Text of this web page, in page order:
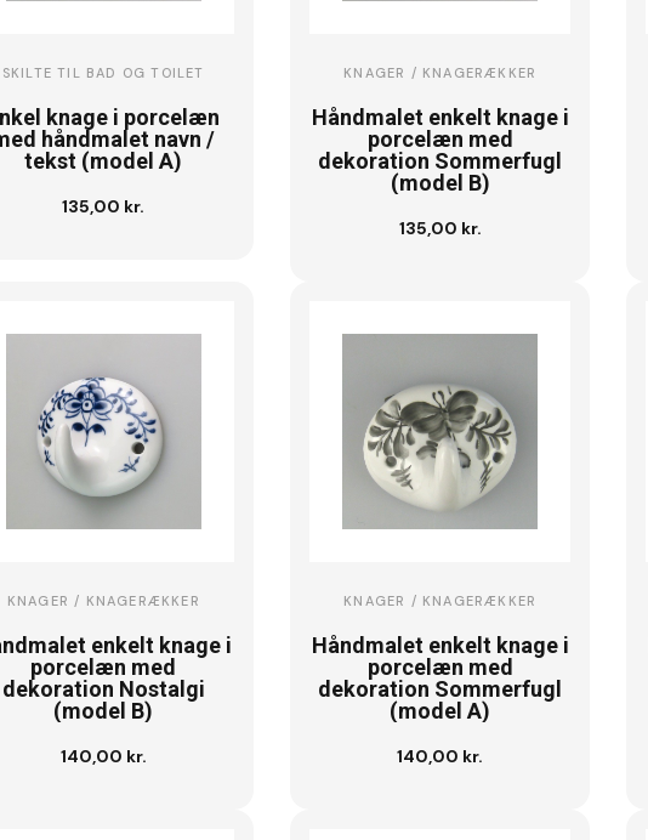
SKILTE TIL BAD OG TOILET
knage i porcelæn
håndmalet navn /
tekst (model A)
135,00 kr.
Se vare
KNAGER / KNAGERÆKKER
Håndmalet enkelt knage i
porcelæn med
dekoration Sommerfugl
(model B)
135,00 kr.
Se vare
KNAGER / KNAGERÆKKER
enkelt knage i
porcelæn med
dekoration Nostalgi
(model B)
140,00 kr.
Se vare
KNAGER / KNAGERÆKKER
Håndmalet enkelt knage i
porcelæn med
dekoration Sommerfugl
(model A)
140,00 kr.
Se vare